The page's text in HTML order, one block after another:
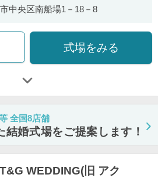
中央区南船場1－18－8
式場をみる
全国8店舗
結婚式場をご提案します！
WEDDING(旧 アク